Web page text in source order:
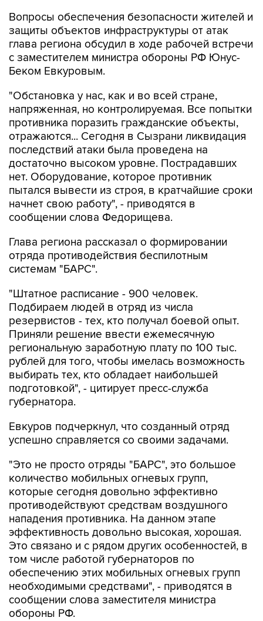
Вопросы обеспечения безопасности жителей и
защиты объектов инфраструктуры от атак
глава региона обсудил в ходе рабочей встречи
с заместителем министра обороны РФ Юнус-
Беком Евкуровым.
"Обстановка у нас, как и во всей стране,
напряженная, но контролируемая. Все попытки
противника поразить гражданские объекты,
отражаются... Сегодня в Сызрани ликвидация
последствий атаки была проведена на
достаточно высоком уровне. Пострадавших
нет. Оборудование, которое противник
пытался вывести из строя, в кратчайшие сроки
начнет свою работу", - приводятся в
сообщении слова Федорищева.
Глава региона рассказал о формировании
отряда противодействия беспилотным
системам "БАРС".
"Штатное расписание - 900 человек.
Подбираем людей в отряд из числа
резервистов - тех, кто получал боевой опыт.
Приняли решение ввести ежемесячную
региональную заработную плату по 100 тыс.
рублей для того, чтобы имелась возможность
выбирать тех, кто обладает наибольшей
подготовкой", - цитирует пресс-служба
губернатора.
Евкуров подчеркнул, что созданный отряд
успешно справляется со своими задачами.
"Это не просто отряды "БАРС", это большое
количество мобильных огневых групп,
которые сегодня довольно эффективно
противодействуют средствам воздушного
нападения противника. На данном этапе
эффективность довольно высокая, хорошая.
Это связано и с рядом других особенностей, в
том числе работой губернаторов по
обеспечению этих мобильных огневых групп
необходимыми средствами", - приводятся в
сообщении слова заместителя министра
обороны РФ.